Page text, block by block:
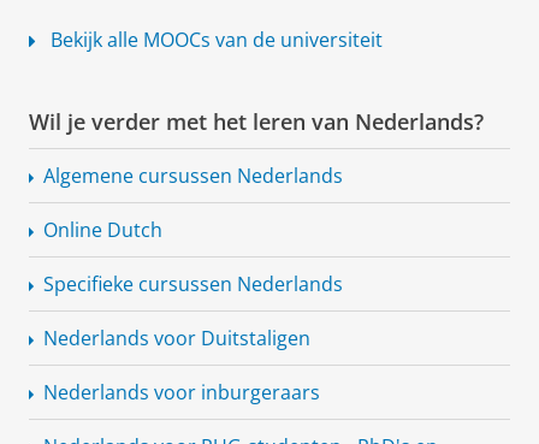
Bekijk alle MOOCs van de universiteit
Wil je verder met het leren van Nederlands?
Algemene cursussen Nederlands
Online Dutch
Specifieke cursussen Nederlands
Nederlands voor Duitstaligen
Nederlands voor inburgeraars